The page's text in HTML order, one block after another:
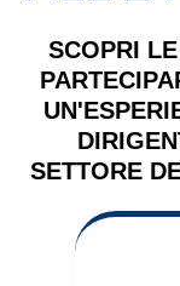
SCOPRI
SETTORE